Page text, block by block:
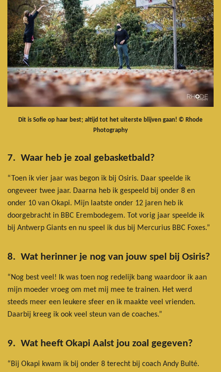
Dit is Sofie op haar best; altijd tot het uiterste blijven gaan! © Rhode
Photography
7. Waar heb je zoal gebasketbald?
“Toen ik vier jaar was begon ik bij Osiris. Daar speelde ik
ongeveer twee jaar. Daarna heb ik gespeeld bij onder 8 en
onder 10 van Okapi. Mijn laatste onder 12 jaren heb ik
doorgebracht in BBC Erembodegem. Tot vorig jaar speelde ik
bij Antwerp Giants en nu speel ik dus bij Mercurius BBC Foxes.”
8. Wat herinner je nog van jouw spel bij Osiris?
“Nog best veel! Ik was toen nog redelijk bang waardoor ik aan
mijn moeder vroeg om met mij mee te trainen. Het werd
steeds meer een leukere sfeer en ik maakte veel vrienden.
Daarbij kreeg ik ook veel steun van de coaches.”
9. Wat heeft Okapi Aalst jou zoal gegeven?
“Bij Okapi kwam ik bij onder 8 terecht bij coach Andy Bulté.